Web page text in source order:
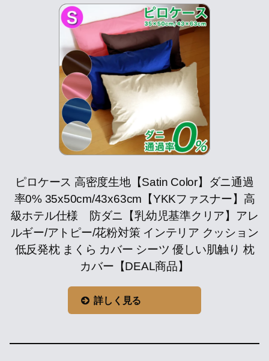
ピロケース 高密度生地【Satin Color】ダニ通過
率0% 35x50cm/43x63cm【YKKファスナー】高
級ホテル仕様 防ダニ【乳幼児基準クリア】アレ
ルギー/アトピー/花粉対策 インテリア クッション
低反発枕 まくら カバー シーツ 優しい肌触り 枕
カバー【DEAL商品】
詳しく見る